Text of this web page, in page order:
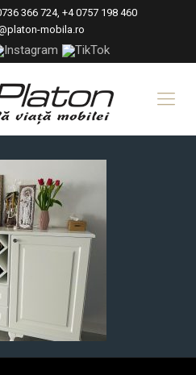
366 724, +4 0757 198 460
mobila.ro